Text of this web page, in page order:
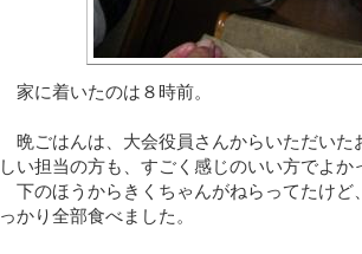
家に着いたのは８時前。
晩ごはんは、大会役員さんからいただいた
しい担当の方も、すごく感じのいい方でよか
下のほうからきくちゃんがねらってたけど
っかり全部食べました。